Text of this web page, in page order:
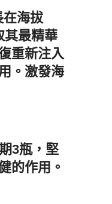
在海拔
其最精華
重新注入
。激發海
3瓶，堅
的作用。